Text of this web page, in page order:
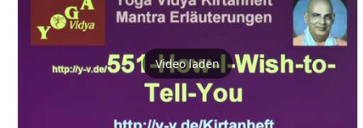
Video laden